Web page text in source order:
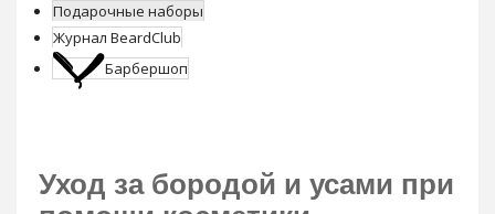
Подарочные наборы
Журнал BeardClub
Барбершоп
Уход за бородой и усами при